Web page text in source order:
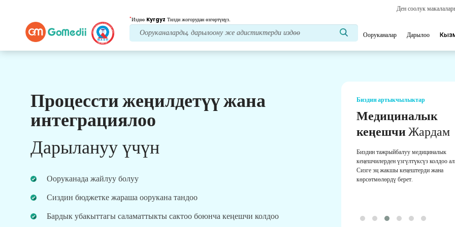
Ден соолук
*Издөө Kyrgyz Тилди жогорудан өзгөртүңүз.
Ооруканалар Дарылоо
Процессти жеңилдетүү жана
интеграциялоо
Дарылануу үчүн
Ооруканада жайлуу болуу
Сиздин бюджетке жараша оорукана тандоо
Бардык убакыттагы саламаттыкты сактоо боюнча кеңешчи колдоо
Биздин артыкчылыктар
Пост дарылоокам
көрүү
Ар дайым көйгөйлөрүңүздү чечүү үчүн биздин
дарылоо муктаждыктарыңыз боюнча
Биздин артыкчылыктар
Медициналык
кеңешчиЖардам
Биздин тажрыйбалуу медициналык
кеңешчилерден үзгүлтүксүз колдоо
Сизге эң жакшы кеңештерди жана
көрсөтмөлөрдү берет.